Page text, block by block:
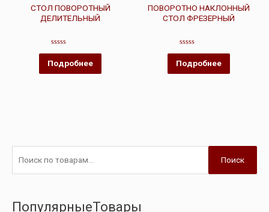
СТОЛ ПОВОРОТНЫЙ
ДЕЛИТЕЛЬНЫЙ
Оценка
0
из
5
Подробнее
ПОВОРОТНО НАКЛОННЫЙ
СТОЛ ФРЕЗЕРНЫЙ
Оценка
0
из
5
Подробнее
Поиск
ПопулярныеТовары